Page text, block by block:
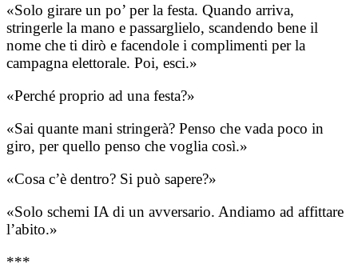
«Solo girare un po’ per la festa. Quando arriva,
stringerle la mano e passarglielo, scandendo bene il
nome che ti dirò e facendole i complimenti per la
campagna elettorale. Poi, esci.»
«Perché proprio ad una festa?»
«Sai quante mani stringerà? Penso che vada poco in
giro, per quello penso che voglia così.»
«Cosa c’è dentro? Si può sapere?»
«Solo schemi IA di un avversario. Andiamo ad affittare
l’abito.»
***